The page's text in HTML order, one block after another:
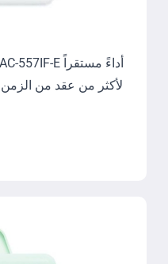
لأكثر من عقد من